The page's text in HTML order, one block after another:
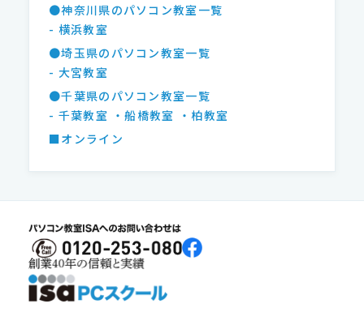
●神奈川県のパソコン教室一覧
- 横浜教室
●埼玉県のパソコン教室一覧
- 大宮教室
●千葉県のパソコン教室一覧
- 千葉教室 ・船橋教室 ・柏教室
■オンライン